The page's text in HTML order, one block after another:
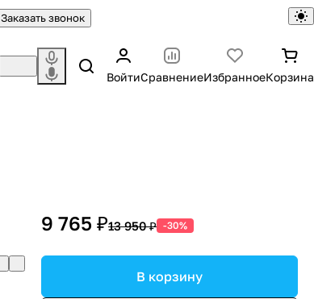
Заказать звонок
ВойтиСравнениеИзбранноеКорзина
9 765 ₽13 950 ₽ -30%
В корзину